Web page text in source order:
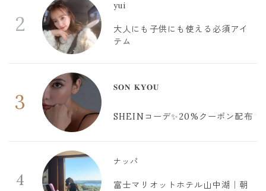
2
yui
大人にも子供にも使える必須アイ
テム
3
𝐒𝐎𝐍 𝐊𝐘𝐎𝐔
SHEINコーデ✨20%クーポン配布
4
ナッパ
富士マリオットホテル山中湖｜朝